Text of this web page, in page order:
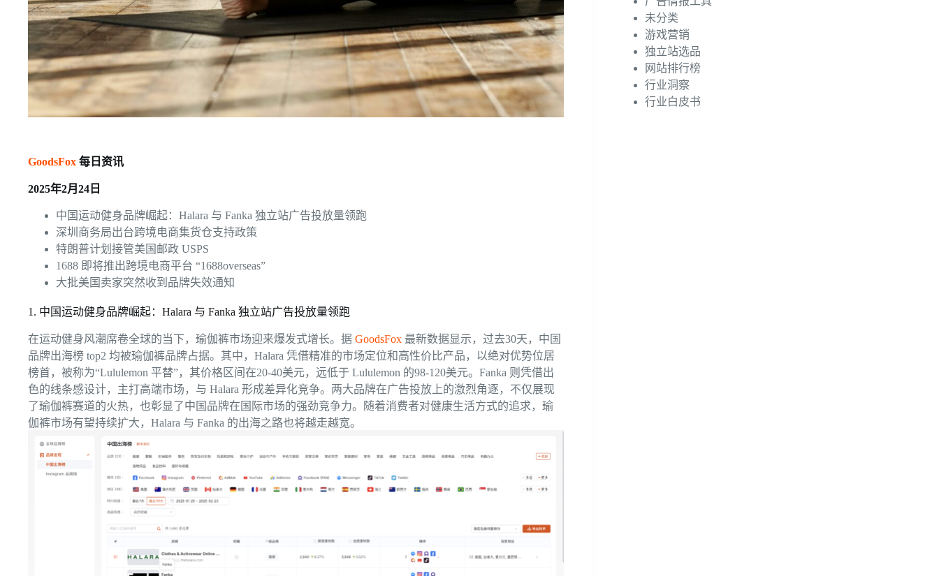
GoodsFox 每日资讯
2025年2月24日
中国运动健身品牌崛起：Halara 与 Fanka 独立站广告投放量领跑
深圳商务局出台跨境电商集货仓支持政策
特朗普计划接管美国邮政 USPS
1688 即将推出跨境电商平台 “1688overseas”
大批美国卖家突然收到品牌失效通知
1. 中国运动健身品牌崛起：Halara 与 Fanka 独立站广告投放量领跑
在运动健身风潮席卷全球的当下，瑜伽裤市场迎来爆发式增长。据 GoodsFox 最新数据显示，过去30天，中国
品牌出海榜 top2 均被瑜伽裤品牌占据。其中，Halara 凭借精准的市场定位和高性价比产品，以绝对优势位居
榜首，被称为“Lululemon 平替”，其价格区间在20-40美元，远低于 Lululemon 的98-120美元。Fanka 则凭借出
色的线条感设计，主打高端市场，与 Halara 形成差异化竞争。两大品牌在广告投放上的激烈角逐，不仅展现
了瑜伽裤赛道的火热，也彰显了中国品牌在国际市场的强劲竞争力。随着消费者对健康生活方式的追求，瑜
伽裤市场有望持续扩大，Halara 与 Fanka 的出海之路也将越走越宽。
未分类
游戏营销
独立站选品
网站排行榜
行业洞察
行业白皮书